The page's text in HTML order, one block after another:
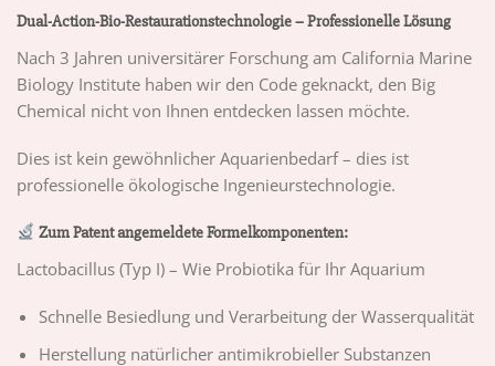
Dual-Action-Bio-Restaurationstechnologie – Professionelle Lösung
Nach 3 Jahren universitärer Forschung am California Marine
Biology Institute haben wir den Code geknackt, den Big
Chemical nicht von Ihnen entdecken lassen möchte.
Dies ist kein gewöhnlicher Aquarienbedarf – dies ist
professionelle ökologische Ingenieurstechnologie.
Zum Patent angemeldete Formelkomponenten:
Lactobacillus (Typ I) – Wie Probiotika für Ihr Aquarium
Schnelle Besiedlung und Verarbeitung der Wasserqualität
Herstellung natürlicher antimikrobieller Substanzen